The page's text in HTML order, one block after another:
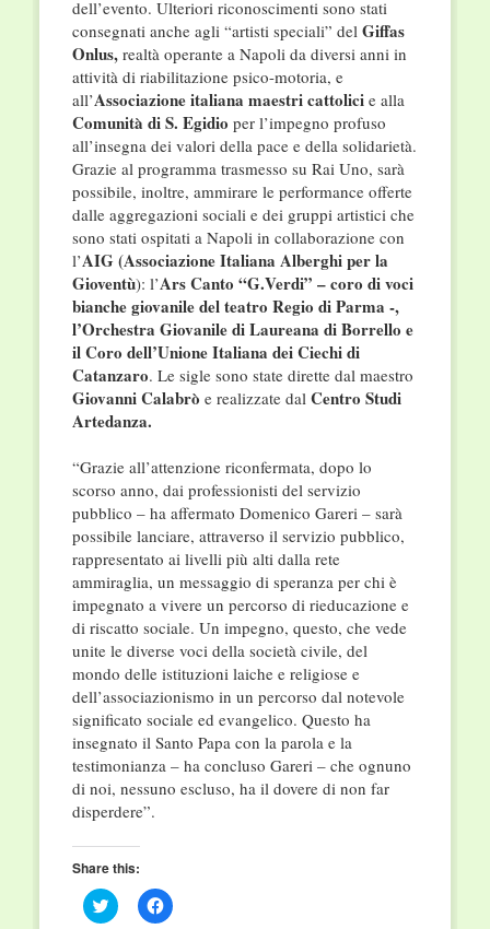
dell’evento. Ulteriori riconoscimenti sono stati
consegnati anche agli “artisti speciali” del Giffas
Onlus,realtà operante a Napoli da diversi anni in
attività di riabilitazione psico-motoria, e
all’Associazione italiana maestri cattolici e alla
Comunità di S. Egidio per l’impegno profuso
all’insegna dei valori della pace e della solidarietà.
Grazie al programma trasmesso su Rai Uno, sarà
possibile, inoltre, ammirare le performance offerte
dalle aggregazioni sociali e dei gruppi artistici che
sono stati ospitati a Napoli in collaborazione con
l’AIG (Associazione Italiana Alberghi per la
Gioventù): l’Ars Canto “G.Verdi” – coro di voci
bianche giovanile del teatro Regio di Parma -,
l’Orchestra Giovanile di Laureana di Borrello e
il Coro dell’Unione Italiana dei Ciechi di
Catanzaro. Le sigle sono state dirette dal maestro
Giovanni Calabrò e realizzate dal Centro Studi
Artedanza.
“Grazie all’attenzione riconfermata, dopo lo
scorso anno, dai professionisti del servizio
pubblico – ha affermato Domenico Gareri – sarà
possibile lanciare, attraverso il servizio pubblico,
rappresentato ai livelli più alti dalla rete
ammiraglia, un messaggio di speranza per chi è
impegnato a vivere un percorso di rieducazione e
di riscatto sociale. Un impegno, questo, che vede
unite le diverse voci della società civile, del
mondo delle istituzioni laiche e religiose e
dell’associazionismo in un percorso dal notevole
significato sociale ed evangelico. Questo ha
insegnato il Santo Papa con la parola e la
testimonianza – ha concluso Gareri – che ognuno
di noi, nessuno escluso, ha il dovere di non far
disperdere”.
Share this:
Click
to
Click
to